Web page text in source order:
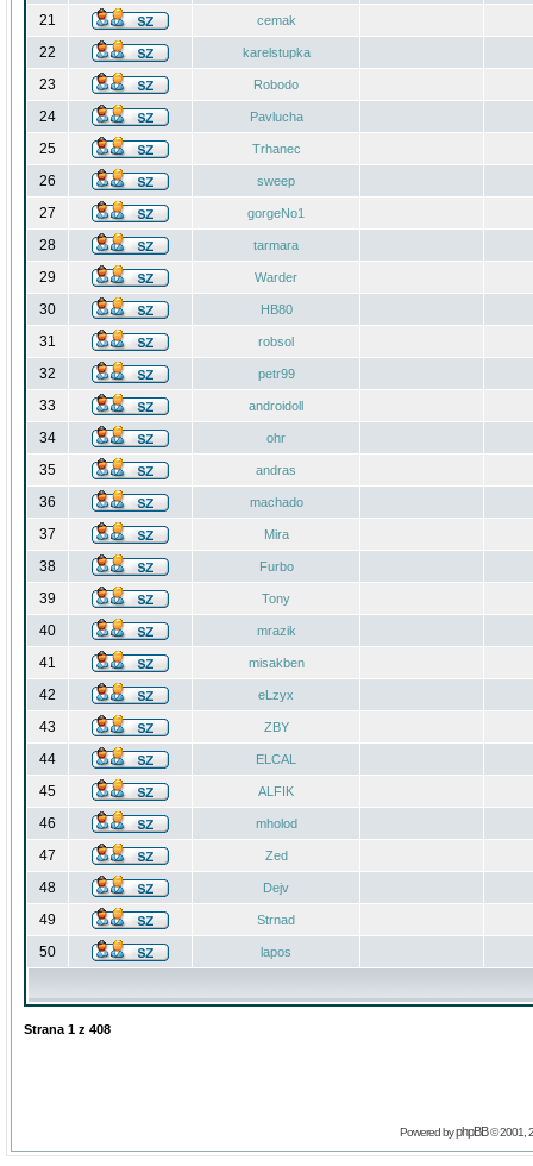
21 cemak
22 karelstupka
23 Robodo
24 Pavlucha
25 Trhanec
26 sweep
27 gorgeNo1
28 tarmara
29 Warder
30 HB80
31 robsol
32 petr99
33 androidoll
34 ohr
35 andras
36 machado
37 Mira
38 Furbo
39 Tony
40 mrazik
41 misakben
42 eLzyx
43 ZBY
44 ELCAL
45 ALFIK
46 mholod
47 Zed
48 Dejv
49 Strnad
50 lapos
Strana 1 z 408
Powered byphpBB© 2001,